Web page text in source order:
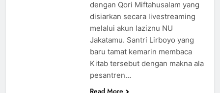
dengan Qori Miftahusalam yang
disiarkan secara livestreaming
melalui akun laziznu NU
Jakatamu. Santri Lirboyo yang
baru tamat kemarin membaca
Kitab tersebut dengan makna ala
pesantren…